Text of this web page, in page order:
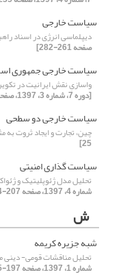
سیاست خارجی
دیپلماسی انرژی در اسناد
صفحه 261-282]
سیاست خارجی جمهوری
واسازیِ نقش ایرانیت در تکوینِ
[دوره 7، شماره 3، 1397، صفحه 45-78]
سیاست خارجی دو سطحی
چین، تجارت و ایجاد ثروت به
25]
سیاست گذاری امنیتی
تحلیل مدل ژئوپلیتیک و
شماره 4، 1397، صفحه 207-234]
ش
شبه جزیره کریمه
تحلیل مناقشات قومی- دینی
شماره 1، 1397، صفحه 197-225]